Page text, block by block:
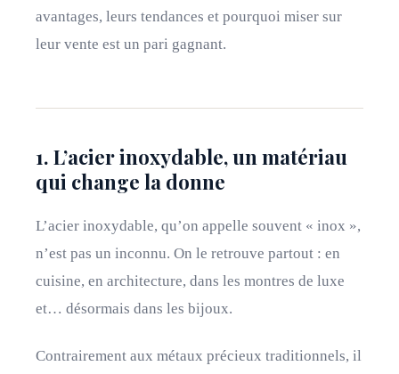
avantages, leurs tendances et pourquoi miser sur
leur vente est un pari gagnant.
1. L’acier inoxydable, un matériau
qui change la donne
L’acier inoxydable, qu’on appelle souvent « inox »,
n’est pas un inconnu. On le retrouve partout : en
cuisine, en architecture, dans les montres de luxe
et… désormais dans les bijoux.
Contrairement aux métaux précieux traditionnels, il